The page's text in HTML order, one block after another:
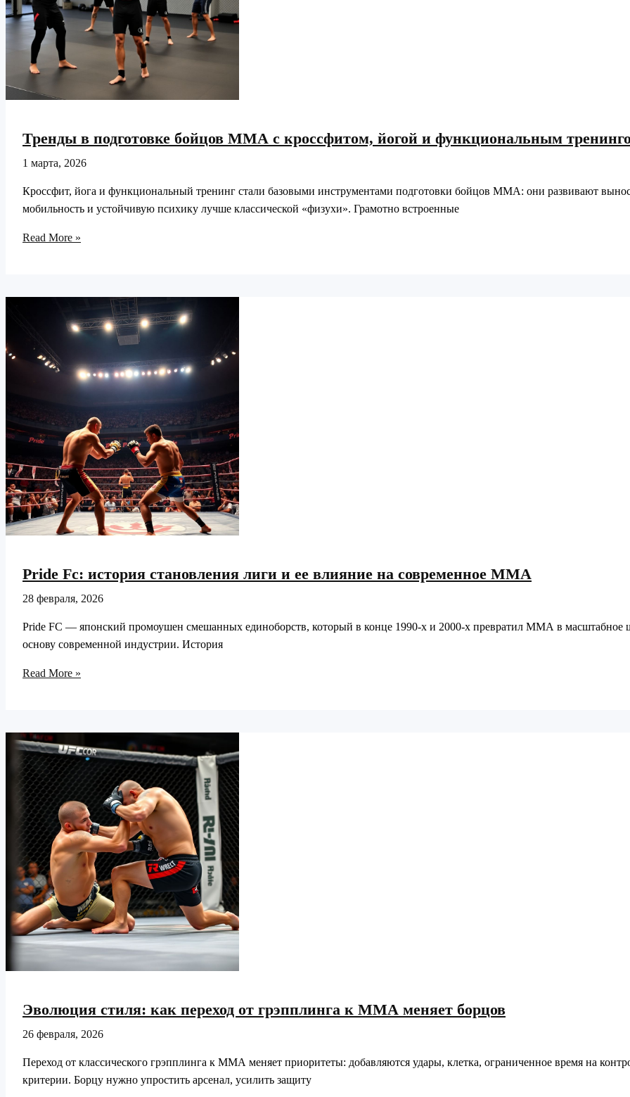
Тренды в подготовке бойцов ММА с кроссфитом, йогой и функциональным
1 марта, 2026
Кроссфит, йога и функциональный тренинг стали базовыми инструментами подготовки бойцов ММА: они развивают
мобильность и устойчивую психику лучше классической «физухи». Грамотно встроенные
Тренды
йогой
функциональным
Read More »
Pride Fc: история становления лиги и ее влияние на современное ММА
28 февраля, 2026
Pride FC — японский промоушен смешанных единоборств, который в конце 1990‑х и 2000‑х превратил ММА в масштабное
основу современной индустрии. История
Pride
лиги
и
ее
влияние
на
современное
ММА
Read More »
Эволюция стиля: как переход от грэпплинга к ММА меняет борцов
26 февраля, 2026
Переход от классического грэпплинга к ММА меняет приоритеты: добавляются удары, клетка, ограниченное время на
критерии. Борцу нужно упростить арсенал, усилить защиту